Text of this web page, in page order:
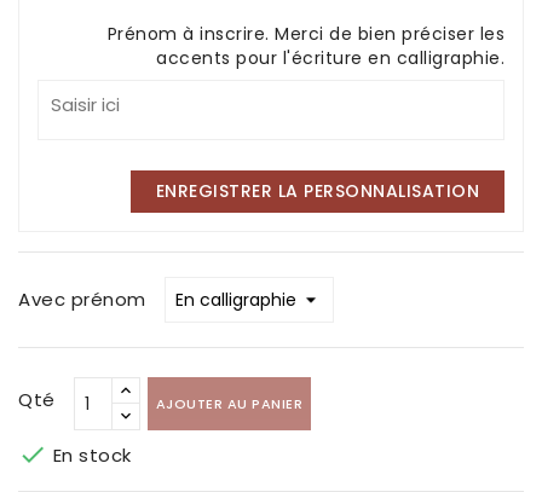
Prénom à inscrire. Merci de bien préciser les
accents pour l'écriture en calligraphie.
ENREGISTRER LA PERSONNALISATION
Avec prénom
Qté AJOUTER AU PANIER
 En stock